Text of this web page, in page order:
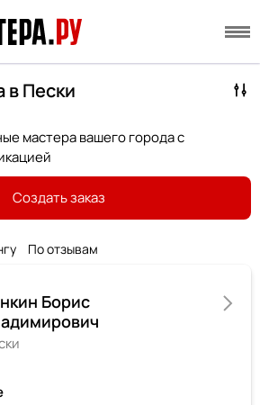
в Пески
мастера вашего города с
Создать заказ
По отзывам
Борис